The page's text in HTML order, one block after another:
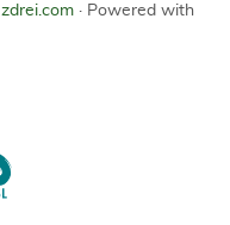
zdrei.com · Powered with